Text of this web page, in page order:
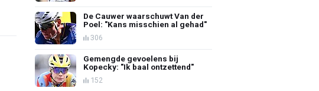
De Cauwer waarschuwt Van der
Poel: "Kans misschien al gehad"
306
Gemengde gevoelens bij
Kopecky: "Ik baal ontzettend"
152